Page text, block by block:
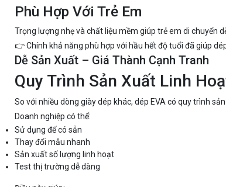
Phù Hợp Với Trẻ Em
Trọng lượng nhẹ và chất liệu mềm giúp trẻ em di chuyển
👉 Chính khả năng phù hợp với hầu hết độ tuổi đã giúp
Dễ Sản Xuất – Giá Thành Cạnh Tranh
Quy Trình Sản Xuất Linh
So với nhiều dòng giày dép khác, dép EVA có quy trình
Doanh nghiệp có thể:
Sử dụng đế có sẵn
Thay đổi mẫu nhanh
Sản xuất số lượng linh hoạt
Test thị trường dễ dàng